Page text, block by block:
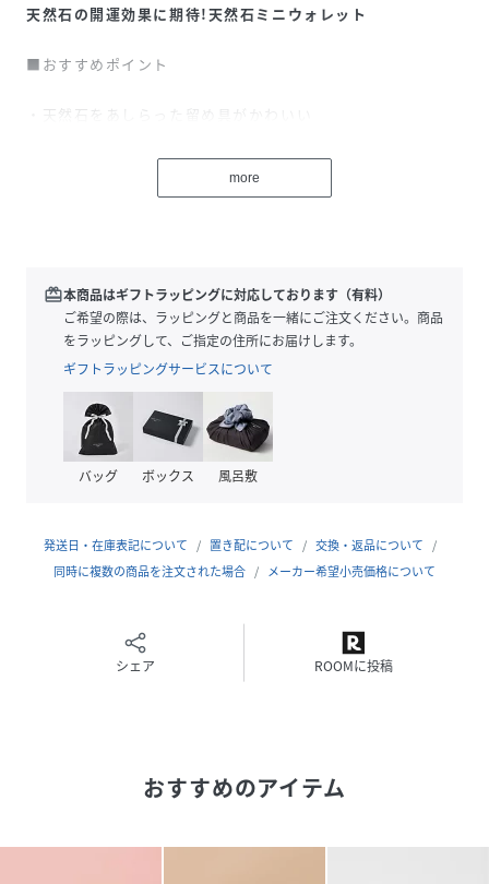
天然石の開運効果に期待!天然石ミニウォレット
■おすすめポイント
・天然石をあしらった留め具がかわいい
・ひとつとして同じものがない天然石を使用
■サイズ感/収納力
・手にすっぽりとおさまるサイズ感
・使い勝手の良い三つ折りデザイン
お好みのカラーで選んでも◎
はもちろん、ギフトにもおすすめです!
more
redeem本商品はギフトラッピングに対応しております（有料）
ご希望の際は、ラッピングと商品を一緒にご注文ください。商品
をラッピングして、ご指定の住所にお届けします。
ギフトラッピングサービスについて
バッグ ボックス 風呂敷
発送日・在庫表記について 置き配について
交換・返品について
同時に複数の商品を注文された場合
メーカー希望小売価格について
シェア ROOMに投稿
おすすめのアイテム